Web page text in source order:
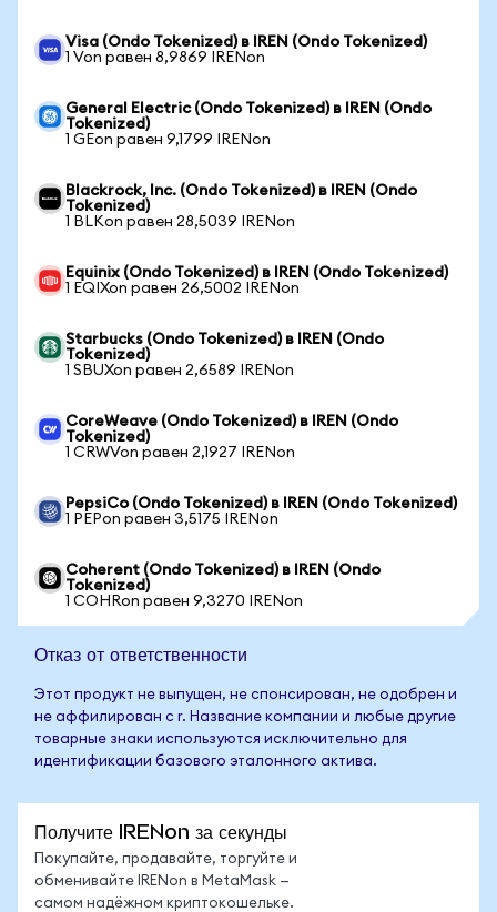
Visa (Ondo Tokenized) в IREN (Ondo Tokenized)
1 Von равен 8,9869 IRENon
General Electric (Ondo Tokenized) в IREN (Ondo
Tokenized)
1 GEon равен 9,1799 IRENon
Blackrock, Inc. (Ondo Tokenized) в IREN (Ondo
Tokenized)
1 BLKon равен 28,5039 IRENon
Equinix (Ondo Tokenized) в IREN (Ondo Tokenized)
1 EQIXon равен 26,5002 IRENon
Starbucks (Ondo Tokenized) в IREN (Ondo
Tokenized)
1 SBUXon равен 2,6589 IRENon
CoreWeave (Ondo Tokenized) в IREN (Ondo
Tokenized)
1 CRWVon равен 2,1927 IRENon
PepsiCo (Ondo Tokenized) в IREN (Ondo Tokenized)
1 PEPon равен 3,5175 IRENon
Coherent (Ondo Tokenized) в IREN (Ondo
Tokenized)
1 COHRon равен 9,3270 IRENon
Отказ от ответственности
Этот продукт не выпущен, не спонсирован, не одобрен и
не аффилирован с r. Название компании и любые другие
товарные знаки используются исключительно для
идентификации базового эталонного актива.
Получите IRENon за секунды
Покупайте, продавайте, торгуйте и
обменивайте IRENon в MetaMask —
самом надёжном криптокошельке.